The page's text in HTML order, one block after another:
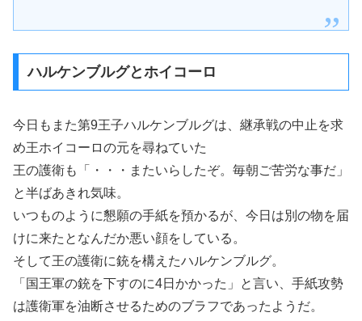
ハルケンブルグとホイコーロ
今日もまた第9王子ハルケンブルグは、継承戦の中止を求
め王ホイコーロの元を尋ねていた
王の護衛も「・・・またいらしたぞ。毎朝ご苦労な事だ」
と半ばあきれ気味。
いつものように懇願の手紙を預かるが、今日は別の物を届
けに来たとなんだか悪い顔をしている。
そして王の護衛に銃を構えたハルケンブルグ。
「国王軍の銃を下すのに4日かかった」と言い、手紙攻勢
は護衛軍を油断させるためのブラフであったようだ。